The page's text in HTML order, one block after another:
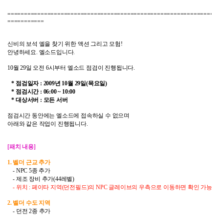
===========
신비의 보석 엘을 찾기 위한 액션 그리고 모험!
안녕하세요. 엘소드입니다.
10월 29일 오전 6시부터 엘소드 점검이 진행됩니다.
* 점검일자 : 2009년 10월 29일(목요일)
* 점검시간: 06:00~ 10:00
* 대상서버 : 모든 서버
점검시간 동안에는 엘소드에 접속하실 수 없으며
아래와 같은 작업이 진행됩니다.
[패치 내용]
1. 벨더 근교 추가
- NPC 5종 추가
- 제조 장비 추가(44레벨)
- 위치 : 페이타 지역(던전필드)의 NPC 글레이브의 우측으로 이동하면 확인 가능
2. 벨더 수도 지역
- 던전 2종 추가